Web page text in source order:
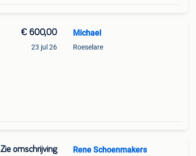
€ 600,00
23 jul 26
Michael
Roeselare
Zie omschrijving Rene Schoenmakers